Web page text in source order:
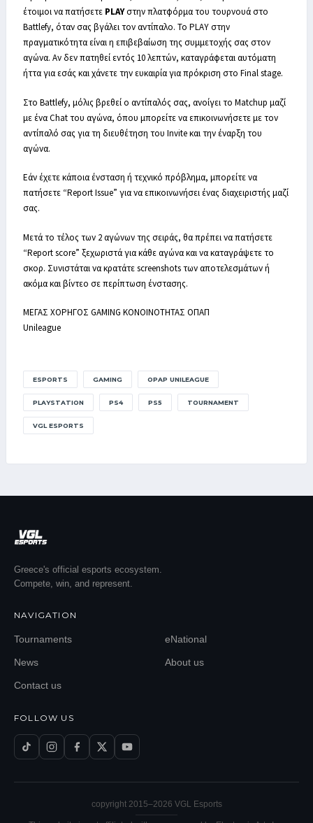
έτοιμοι να πατήσετε PLAYστην πλατφόρμα του τουρνουά στο
Battlefy, όταν σας βγάλει τον αντίπαλο. Το PLAY στην
πραγματικότητα είναι η επιβεβαίωση της συμμετοχής σας στον
αγώνα. Αν δεν πατηθεί εντός 10 λεπτών, καταγράφεται αυτόματη
ήττα για εσάς και χάνετε την ευκαιρία για πρόκριση στο Final stage.
Στο Battlefy, μόλις βρεθεί ο αντίπαλός σας, ανοίγει το Matchup μαζί
με ένα Chat του αγώνα, όπου μπορείτε να επικοινωνήσετε με τον
αντίπαλό σας για τη διευθέτηση του Invite και την έναρξη του
αγώνα.
Εάν έχετε κάποια ένσταση ή τεχνικό πρόβλημα, μπορείτε να
πατήσετε “Report Issue” για να επικοινωνήσει ένας διαχειριστής μαζί
σας.
Μετά το τέλος των 2 αγώνων της σειράς, θα πρέπει να πατήσετε
“Report score” ξεχωριστά για κάθε αγώνα και να καταγράψετε το
σκορ. Συνιστάται να κρατάτε screenshots των αποτελεσμάτων ή
ακόμα και βίντεο σε περίπτωση ένστασης.
ΜΕΓΑΣ ΧΟΡΗΓΟΣ GAMING ΚΟΝΟΙΝΟΤΗΤΑΣ ΟΠΑΠ
Unileague
ESPORTS GAMING OPAP UNILEAGUE
PLAYSTATION PS4 PS5 TOURNAMENT
VGL ESPORTS
Greece's official esports ecosystem.
Compete, win, and represent.
NAVIGATION
Tournaments eNational
News About us
Contact us
FOLLOW US
copyright 2015–2026 VGL Esports